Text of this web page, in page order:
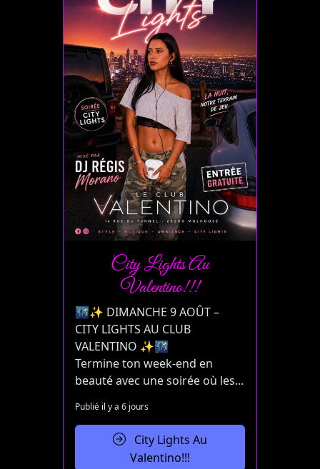
City Lights Au
Valentino!!!
🌃✨ DIMANCHE 9 AOÛT –
CITY LIGHTS AU CLUB
VALENTINO ✨🌃
Termine ton week-end en
beauté avec une soirée où les...
Publié il y a 6 jours
City Lights Au
Valentino!!!